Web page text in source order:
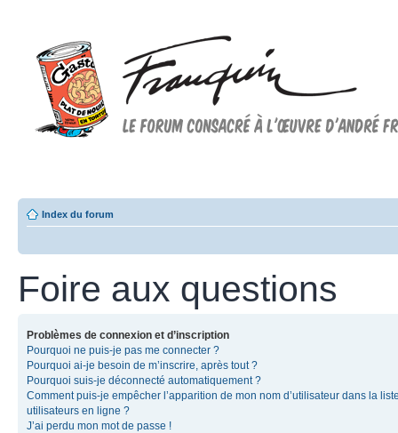
Index du forum
Foire aux questions
Problèmes de connexion et d’inscription
Pourquoi ne puis-je pas me connecter ?
Pourquoi ai-je besoin de m’inscrire, après tout ?
Pourquoi suis-je déconnecté automatiquement ?
Comment puis-je empêcher l’apparition de mon nom d’utilisateur dans la
utilisateurs en ligne ?
J’ai perdu mon mot de passe !